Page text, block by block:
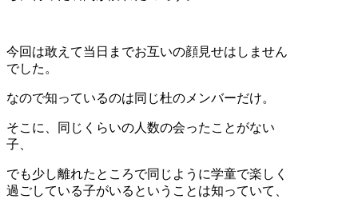
今回は敢えて当日までお互いの顔見せはしません
でした。
なので知っているのは同じ杜のメンバーだけ。
そこに、同じくらいの人数の会ったことがない
子、
でも少し離れたところで同じように学童で楽しく
過ごしている子がいるということは知っていて、